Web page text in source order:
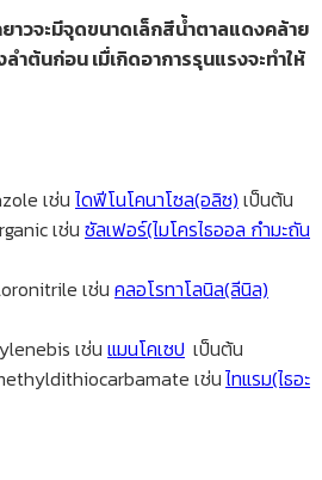
าวจะมีจุดขนาดเล็กสีน้ำตาลแดงคล้าย
ำต้นก่อน เมื่เกิดอาการรุนแรงจะทำให้
เช่น ไดฟีโนโคนาโซล(อลิซ) เป็นต้น
เช่น ซัลเฟอร์(ไมโครไธออล กำมะถัน
เช่น คลอโรทาโลนิล(ลีนิล)
เช่น แมนโคเซป เป็นต้น
เช่นไทแรม(ไธอะ